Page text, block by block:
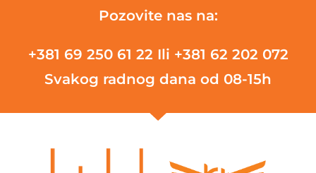
Pozovite nas na:
+381 69 250 61 22 Ili +381 62 202 072
Svakog radnog dana od 08-15h